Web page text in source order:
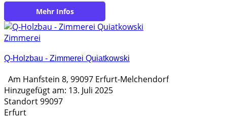
https://www.zimmerei-plinke.de/de/
Zimmerei
Q-Holzbau - Zimmerei Quiatkowski
Am Hanfstein 8, 99097 Erfurt-Melchendorf
Hinzugefügt am: 13. Juli 2025
Standort 99097
Erfurt